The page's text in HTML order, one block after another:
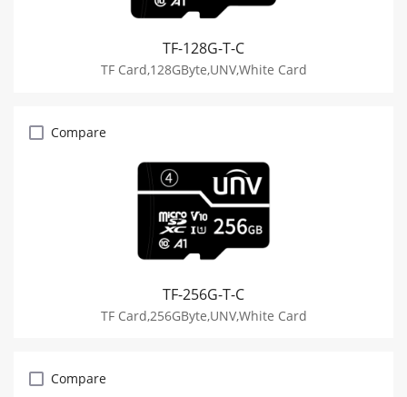
TF-128G-T-C
TF Card,128GByte,UNV,White Card
Compare
TF-256G-T-C
TF Card,256GByte,UNV,White Card
Compare